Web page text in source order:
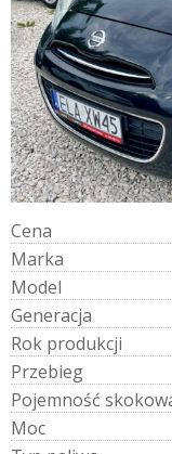
Cena
Marka
Model
Generacja
Rok produkcji
Przebieg
Pojemność skokow
Moc